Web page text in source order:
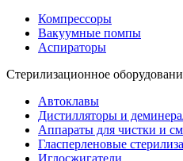
Компрессоры
Вакуумные помпы
Аспираторы
Стерилизационное
Автоклавы
Дистилляторы и
Аппараты для чистки и
Гласперленовые
Иглосжигатели